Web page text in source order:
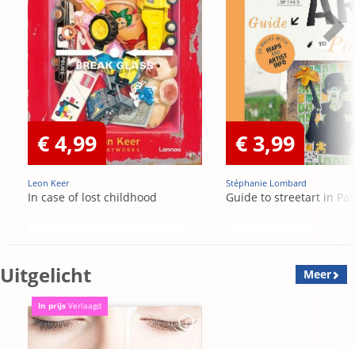
€ 4,99
Leon Keer
In case of lost childhood
€ 3,99
Stéphanie Lombard
Guide to streetart in
Uitgelicht Meer
In prijs Verlaagd